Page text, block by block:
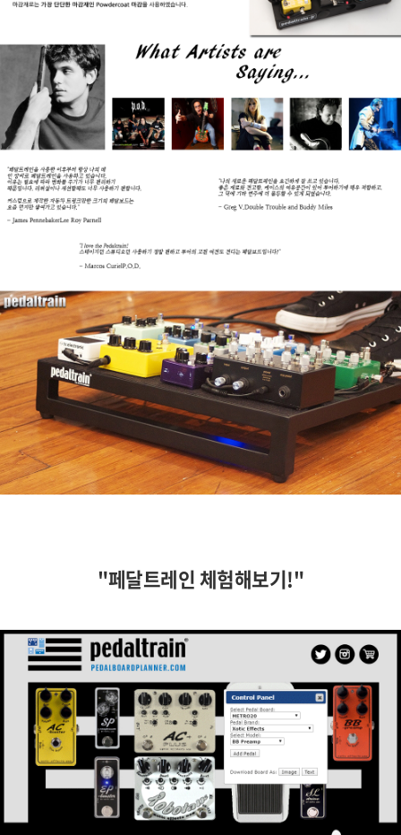
"페달트레인 체험해보기!"